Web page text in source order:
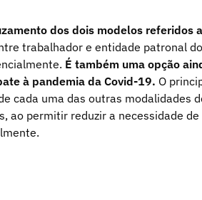
dos dois modelos referidos
trabalhador e entidade patronal
É também uma opção
à pandemia da Covid-19. O
cada uma das outras modalidades
ao permitir reduzir a necessidade